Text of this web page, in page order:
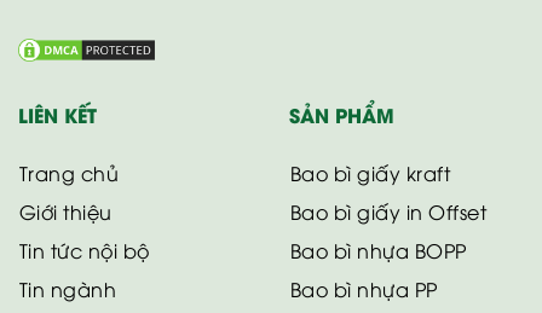
LIÊN KẾT
Trang chủ
Giới thiệu
Tin tức nội bộ
Tin ngành
SẢN PHẨM
Bao bì giấy kraft
Bao bì giấy in Offset
Bao bì nhựa BOPP
Bao bì nhựa PP